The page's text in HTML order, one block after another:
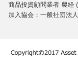
商品投資顧問業者 農経
加入協会：一般社団法